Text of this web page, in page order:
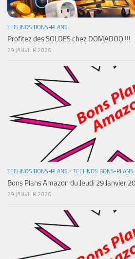
TECHNOS BONS-PLANS
Profitez des SOLDES chez DOMADOO !!!
29 JANVIER 2026
TECHNOS BONS-PLANS / TECHNOS BONS-PLANS
Bons Plans Amazon du Jeudi 29 Janvier
29 JANVIER 2026